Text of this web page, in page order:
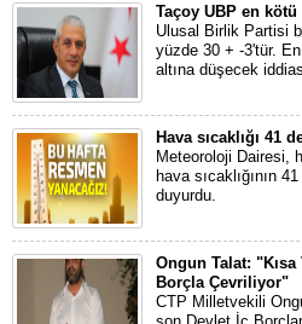
Taçoy UBP en kötü
Ulusal Birlik Partisi
yüzde 30 + -3'tür.
altına düşecek
Hava sıcaklığı 41
Meteoroloji Dairesi,
hava sıcaklığının
duyurdu.
Ongun Talat:
Borçla Çevriliyor"
CTP Milletvekili